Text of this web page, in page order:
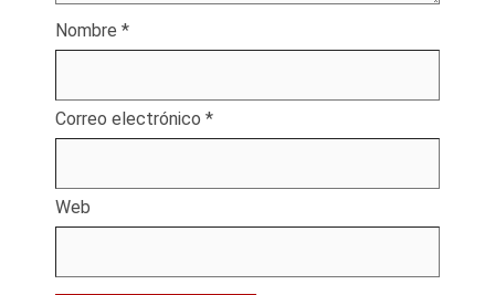
Nombre *
Correo electrónico *
Web